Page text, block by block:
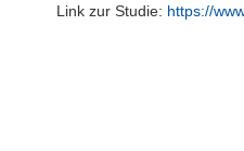
Link zur Studie: https://